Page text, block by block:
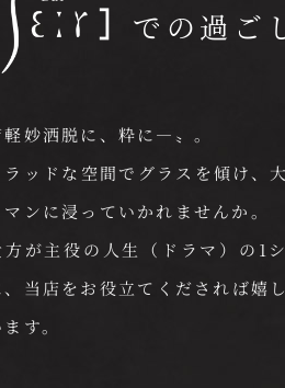
での過ご
軽妙洒脱に、粋に―〟。
ラッドな空間でグラスを傾け、
マンに浸っていかれませんか。
方が主役の人生（ドラマ）の1
、当店をお役立てくだされば嬉
す。